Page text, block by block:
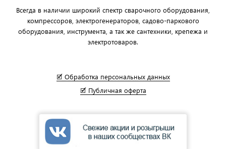
Всегда в наличии широкий спектр сварочного оборудования,
компрессоров, электрогенераторов, садово-паркового
оборудования, инструмента, а так же сантехники, крепежа и
электротоваров.
🗹 Обработка персональных данных
🗹 Публичная оферта